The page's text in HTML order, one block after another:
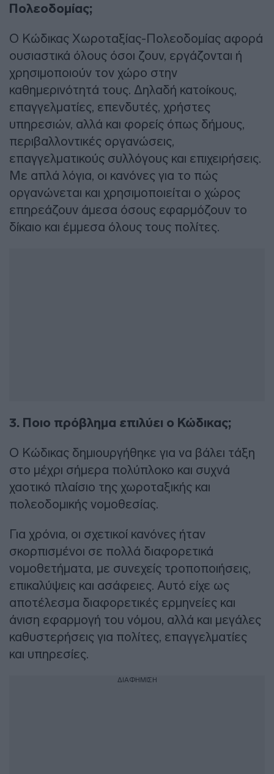
Πολεοδομίας;
Ο Κώδικας Χωροταξίας-Πολεοδομίας αφορά
ουσιαστικά όλους όσοι ζουν, εργάζονται ή
χρησιμοποιούν τον χώρο στην
καθημερινότητά τους. Δηλαδή κατοίκους,
επαγγελματίες, επενδυτές, χρήστες
υπηρεσιών, αλλά και φορείς όπως δήμους,
περιβαλλοντικές οργανώσεις,
επαγγελματικούς συλλόγους και επιχειρήσεις.
Με απλά λόγια, οι κανόνες για το πώς
οργανώνεται και χρησιμοποιείται ο χώρος
επηρεάζουν άμεσα όσους εφαρμόζουν το
δίκαιο και έμμεσα όλους τους πολίτες.
3. Ποιο πρόβλημα επιλύει ο Κώδικας;
Ο Κώδικας δημιουργήθηκε για να βάλει τάξη
στο μέχρι σήμερα πολύπλοκο και συχνά
χαοτικό πλαίσιο της χωροταξικής και
πολεοδομικής νομοθεσίας.
Για χρόνια, οι σχετικοί κανόνες ήταν
σκορπισμένοι σε πολλά διαφορετικά
νομοθετήματα, με συνεχείς τροποποιήσεις,
επικαλύψεις και ασάφειες. Αυτό είχε ως
αποτέλεσμα διαφορετικές ερμηνείες και
άνιση εφαρμογή του νόμου, αλλά και μεγάλες
καθυστερήσεις για πολίτες, επαγγελματίες
και υπηρεσίες.
ΔΙΑΦΗΜΙΣΗ